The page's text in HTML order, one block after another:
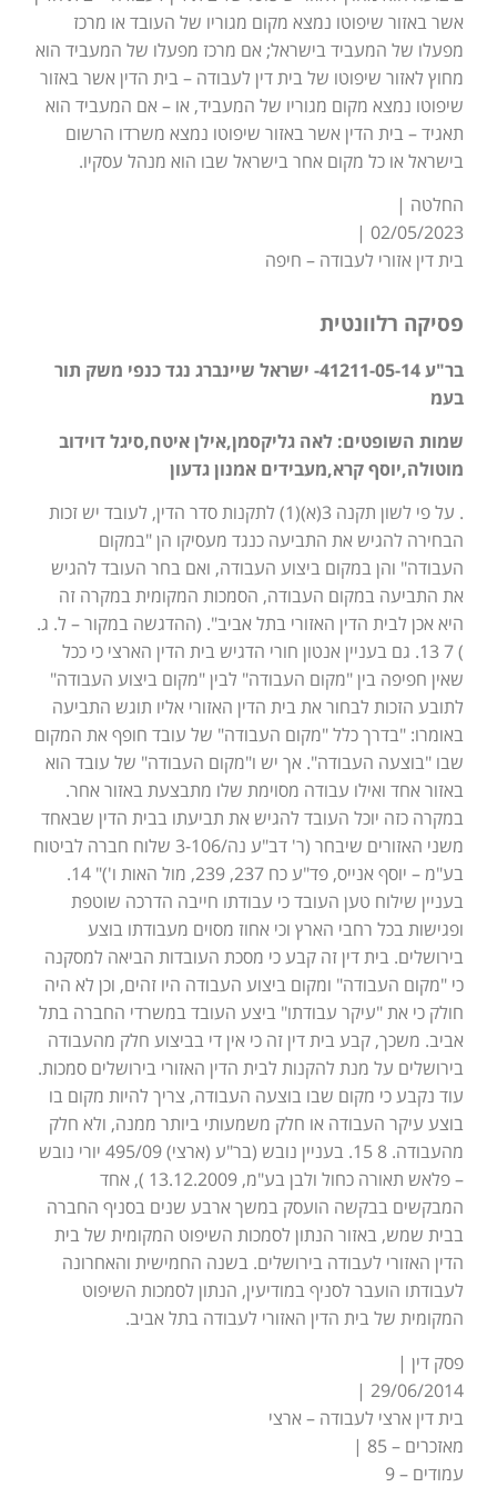
אשר באזור שיפוטו נמצא מקום מגוריו של העובד או מרכז
מפעלו של המעביד בישראל; אם מרכז מפעלו של המעביד הוא
מחוץ לאזור שיפוטו של בית דין לעבודה – בית הדין אשר באזור
שיפוטו נמצא מקום מגוריו של המעביד, או – אם המעביד הוא
תאגיד – בית הדין אשר באזור שיפוטו נמצא משרדו הרשום
בישראל או כל מקום אחר בישראל שבו הוא מנהל עסקיו.
החלטה |
02/05/2023 |
בית דין אזורי לעבודה – חיפה
פסיקה רלוונטית
בר"ע 41211-05-14- ישראל שיינברג נגד כנפי משק תור
בעמ
שמות השופטים: לאה גליקסמן,אילן איטח,סיגל דוידוב
מוטולה,יוסף קרא,מעבידים אמנון גדעון
. על פי לשון תקנה 3(א)(1) לתקנות סדר הדין, לעובד יש זכות
הבחירה להגיש את התביעה כנגד מעסיקו הן "במקום
העבודה" והן במקום ביצוע העבודה, ואם בחר העובד להגיש
את התביעה במקום העבודה, הסמכות המקומית במקרה זה
היא אכן לבית הדין האזורי בתל אביב". (ההדגשה במקור – ל. ג.
) 7 13. גם בעניין אנטון חורי הדגיש בית הדין הארצי כי ככל
שאין חפיפה בין "מקום העבודה" לבין "מקום ביצוע העבודה"
לתובע הזכות לבחור את בית הדין האזורי אליו תוגש התביעה
באומרו: "בדרך כלל "מקום העבודה" של עובד חופף את המקום
שבו "בוצעה העבודה". אך יש ו"מקום העבודה" של עובד הוא
באזור אחד ואילו עבודה מסוימת שלו מתבצעת באזור אחר.
במקרה כזה יוכל העובד להגיש את תביעתו בבית הדין שבאחד
משני האזורים שיבחר (ר' דב"ע נה/3-106 שלוח חברה לביטוח
בע"מ – יוסף אנייס, פד"ע כח 237, 239, מול האות ו')" 14.
בעניין שילוח טען העובד כי עבודתו חייבה הדרכה שוטפת
ופגישות בכל רחבי הארץ וכי אחוז מסוים מעבודתו בוצע
בירושלים. בית דין זה קבע כי מסכת העובדות הביאה למסקנה
כי "מקום העבודה" ומקום ביצוע העבודה היו זהים, וכן לא היה
חולק כי את "עיקר עבודתו" ביצע העובד במשרדי החברה בתל
אביב. משכך, קבע בית דין זה כי אין די בביצוע חלק מהעבודה
בירושלים על מנת להקנות לבית הדין האזורי בירושלים סמכות.
עוד נקבע כי מקום שבו בוצעה העבודה, צריך להיות מקום בו
בוצע עיקר העבודה או חלק משמעותי ביותר ממנה, ולא חלק
מהעבודה. 8 15. בעניין נובש (בר"ע (ארצי) 495/09 יורי נובש
– פלאש תאורה כחול ולבן בע"מ, 13.12.2009 ), אחד
המבקשים בבקשה הועסק במשך ארבע שנים בסניף החברה
בבית שמש, באזור הנתון לסמכות השיפוט המקומית של בית
הדין האזורי לעבודה בירושלים. בשנה החמישית והאחרונה
לעבודתו הועבר לסניף במודיעין, הנתון לסמכות השיפוט
המקומית של בית הדין האזורי לעבודה בתל אביב.
פסק דין |
29/06/2014 |
בית דין ארצי לעבודה – ארצי
מאזכרים – 85 |
עמודים – 9